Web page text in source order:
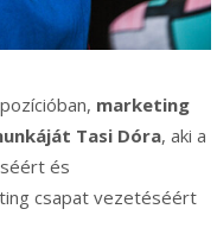
marketing
Tasi Dóra, aki a
és
csapat vezetéséért